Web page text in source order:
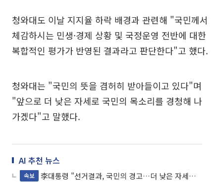
청와대도 이날 지지율 하락 배경과 관련해 "국민께서
체감하시는 민생·경제 상황 및 국정운영 전반에 대한
복합적인 평가가 반영된 결과라고 판단한다"고 했다.
청와대는 "국민의 뜻을 겸허히 받아들이고 있다"며
"앞으로 더 낮은 자세로 국민의 목소리를 경청해 나
가겠다"고 말했다.
AI 추천 뉴스
속보
李대통령 "선거결과, 국민의 경고…더 낮은 자세로 겸손해야"